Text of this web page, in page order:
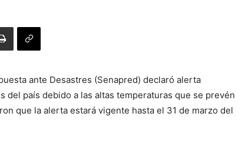
ante Desastres (Senapred) declaró alerta
del país debido a las altas temperaturas que se prevén
que la alerta estará vigente hasta el 31 de marzo del